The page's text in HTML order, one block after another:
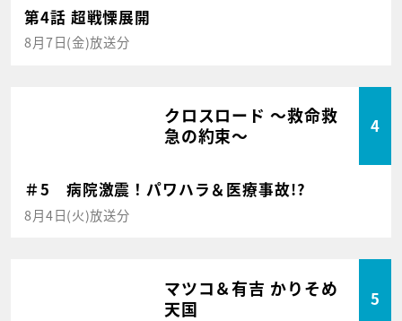
第4話 超戦慄展開
8月7日(金)放送分
クロスロード ～救命救
急の約束～
4
＃5 病院激震！パワハラ＆医療事故!?
8月4日(火)放送分
マツコ＆有吉 かりそめ
天国
5